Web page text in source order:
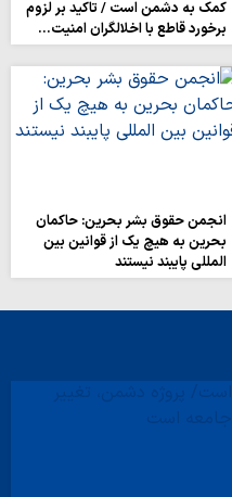
کمک به دشمن است / تاکید بر لزوم
برخورد قاطع با اخلالگران امنیت…
انجمن حقوق بشر بحرین: حاکمان
بحرین به هیچ یک از قوانین بین
المللی پایبند نیستند